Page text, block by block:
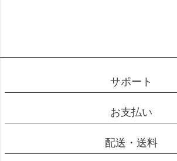
サポート
お支払い
配送・送料